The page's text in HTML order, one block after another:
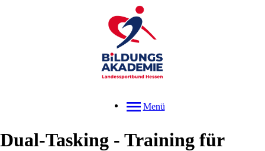
Menü
Dual-Tasking - Training für